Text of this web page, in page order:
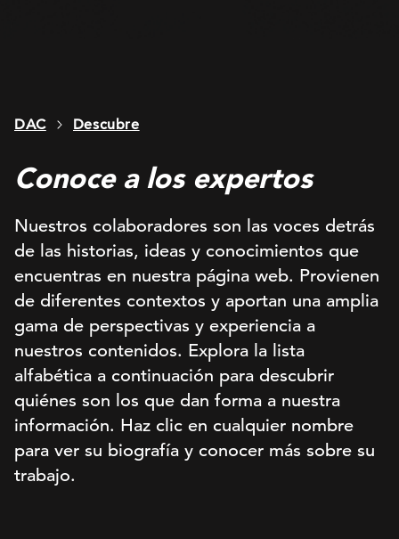
DAC Descubre
Conoce a los expertos
Nuestros colaboradores son las voces detrás
de las historias, ideas y conocimientos que
encuentras en nuestra página web. Provienen
de diferentes contextos y aportan una amplia
gama de perspectivas y experiencia a
nuestros contenidos. Explora la lista
alfabética a continuación para descubrir
quiénes son los que dan forma a nuestra
información. Haz clic en cualquier nombre
para ver su biografía y conocer más sobre su
trabajo.